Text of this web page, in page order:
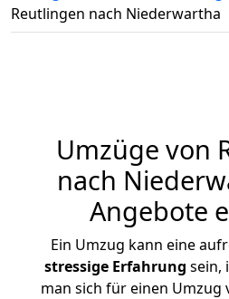
Reutlingen nach Niederwartha
Umzüge von
nach
Angebote
Ein Umzug kann eine
stressige Erfahrung sein,
man sich für einen Umzug